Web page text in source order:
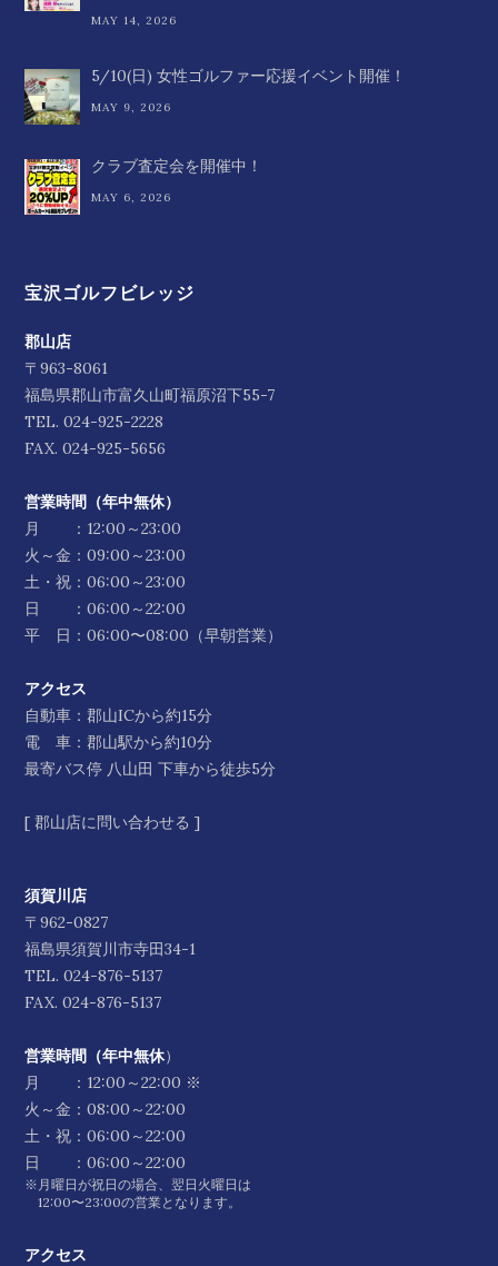
MAY 14, 2026
5/10(日) 女性ゴルファー応援イベント開催！
MAY 9, 2026
クラブ査定会を開催中！
MAY 6, 2026
宝沢ゴルフビレッジ
郡山店
〒963-8061
福島県郡山市富久山町福原沼下55-7
TEL.024-925-2228
FAX. 024-925-5656
営業時間（年中無休）
月 ：12:00～23:00
火～金：09:00～23:00
土・祝：06:00～23:00
日 ：06:00～22:00
平 日：06:00〜08:00（早朝営業）
アクセス
自動車：郡山ICから約15分
電 車：郡山駅から約10分
最寄バス停 八山田 下車から徒歩5分
[郡山店に問い合わせる ]
須賀川店
〒962-0827
福島県須賀川市寺田34-1
TEL.024-876-5137
FAX. 024-876-5137
営業時間（年中無休）
月 ：12:00～22:00 ※
火～金：08:00～22:00
土・祝：06:00～22:00
日 ：06:00～22:00
※月曜日が祝日の場合、翌日火曜日は
12:00〜23:00の営業となります。
アクセス